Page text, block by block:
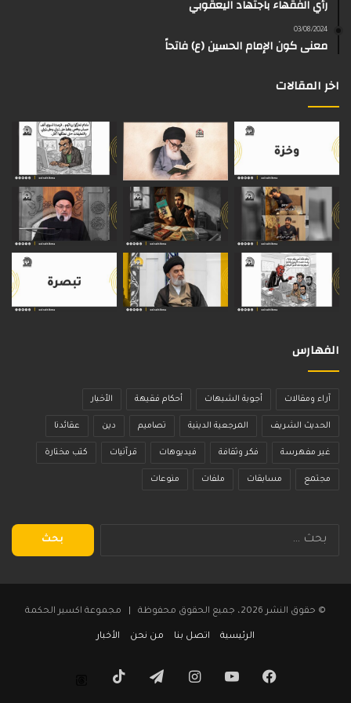
م
رأي الفقهاء باجتهاد اليعقوبي
03/08/2024
معنى كون الإمام الحسين (ع) فاتحاً
اخر المقالات
الفهارس
آراء ومقالات أجوبة الشبهات أحكام فقيهة الأخبار
الحديث الشريف المرجعية الدينية تصاميم دين عقائدنا
غير مفهرسة فكر وثقافة فيديوهات قرآنيات كتب مختارة
مجتمع مسابقات ملفات منوعات
البحث
© حقوق النشر 2026، جميع الحقوق محفوظة | مجموعة اكسير الحكمة
الرئيسية اتصل بنا من نحن الأخبار
فيسبوكيوتيوب انستقرامتيلقرام